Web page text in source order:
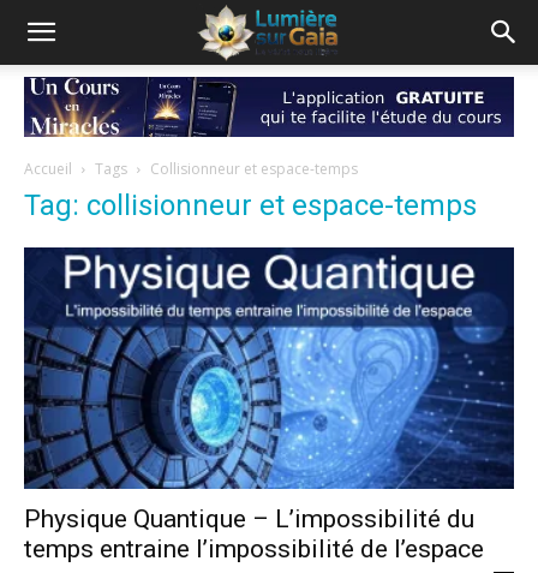
Accueil Tags Collisionneur et espace-temps
Tag: collisionneur et espace-temps
Physique Quantique – L’impossibilité du
temps entraine l’impossibilité de l’espace